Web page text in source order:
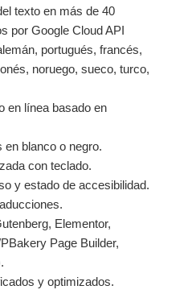
texto en más de 40
por Google Cloud API
portugués, francés,
noruego, sueco, turco,
en línea basado en
blanco o negro.
con teclado.
y estado de accesibilidad.
Elementor,
Page Builder,
y optimizados.